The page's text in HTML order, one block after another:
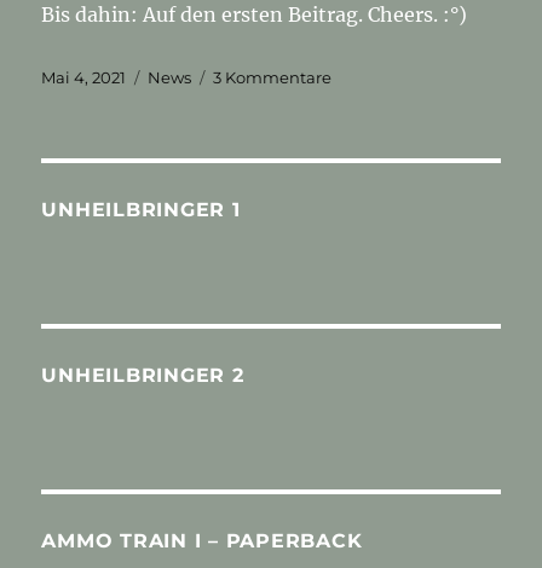
Bis dahin: Auf den ersten Beitrag. Cheers. :°)
Veröffentlicht
Mai 4, 2021 Kategorien
News 3 Kommentarezu
UNHEILBRINGER 1
UNHEILBRINGER 2
AMMO TRAIN I – PAPERBACK